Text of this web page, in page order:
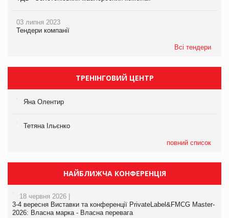
03 липня 2023
Тендери компанії
Всі тендери
ТРЕНІНГОВИЙ ЦЕНТР
Яна Олентир
Тетяна Ільєнко
повний список
НАЙБЛИЖЧА КОНФЕРЕНЦІЯ
18 червня 2026 |
3-4 вересня Виставки та конференції PrivateLabel&FMCG Master-
2026: Власна марка - Власна перевага